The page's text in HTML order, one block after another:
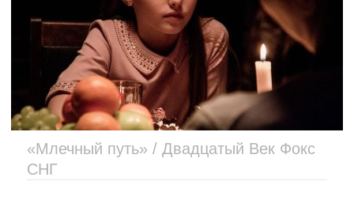
«Млечный путь» / Двадцатый Век Фокс
СНГ